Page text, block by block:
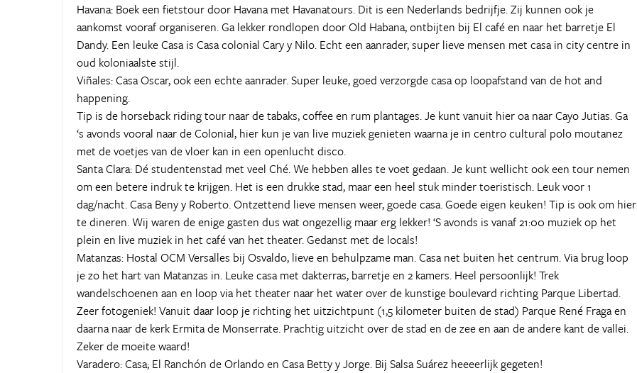
Havana: Boek een fietstour door Havana met Havanatours. Dit is een Nederlands bedrijfje. Zij kunnen ook je
aankomst vooraf organiseren. Ga lekker rondlopen door Old Habana, ontbijten bij El café en naar het barretje El
Dandy. Een leuke Casa is Casa colonial Cary y Nilo. Echt een aanrader, super lieve mensen met casa in city centre in
oud koloniaalste stijl.
Viñales: Casa Oscar, ook een echte aanrader. Super leuke, goed verzorgde casa op loopafstand van de hot and
happening.
Tip is de horseback riding tour naar de tabaks, coffee en rum plantages. Je kunt vanuit hier oa naar Cayo Jutias. Ga
‘s avonds vooral naar de Colonial, hier kun je van live muziek genieten waarna je in centro cultural polo moutanez
met de voetjes van de vloer kan in een openlucht disco.
Santa Clara: Dé studentenstad met veel Ché. We hebben alles te voet gedaan. Je kunt wellicht ook een tour nemen
om een betere indruk te krijgen. Het is een drukke stad, maar een heel stuk minder toeristisch. Leuk voor 1
dag/nacht. Casa Beny y Roberto. Ontzettend lieve mensen weer, goede casa. Goede eigen keuken! Tip is ook om hier
te dineren. Wij waren de enige gasten dus wat ongezellig maar erg lekker! ‘S avonds is vanaf 21:00 muziek op het
plein en live muziek in het café van het theater. Gedanst met de locals!
Matanzas: Hostal OCM Versalles bij Osvaldo, lieve en behulpzame man. Casa net buiten het centrum. Via brug loop
je zo het hart van Matanzas in. Leuke casa met dakterras, barretje en 2 kamers. Heel persoonlijk! Trek
wandelschoenen aan en loop via het theater naar het water over de kunstige boulevard richting Parque Libertad.
Zeer fotogeniek! Vanuit daar loop je richting het uitzichtpunt (1,5 kilometer buiten de stad) Parque René Fraga en
daarna naar de kerk Ermita de Monserrate. Prachtig uitzicht over de stad en de zee en aan de andere kant de vallei.
Zeker de moeite waard!
Varadero: Casa; El Ranchón de Orlando en Casa Betty y Jorge. Bij Salsa Suárez heeeerlijk gegeten!